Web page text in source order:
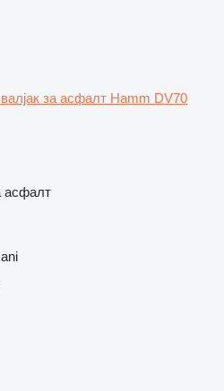
валјак за асфалт Hamm DV70
асфалт